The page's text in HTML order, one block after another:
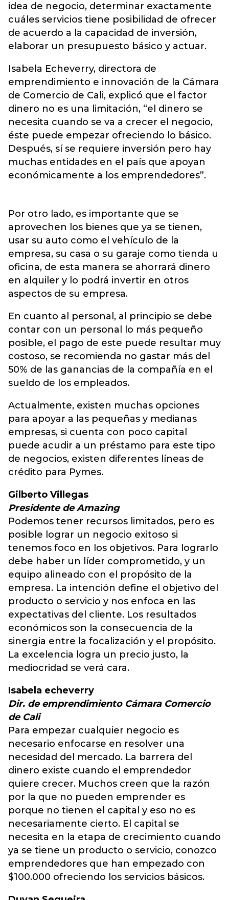
idea de negocio, determinar exactamente
cuáles servicios tiene posibilidad de ofrecer
de acuerdo a la capacidad de inversión,
elaborar un presupuesto básico y actuar.
Isabela Echeverry, directora de
emprendimiento e innovación de la Cámara
de Comercio de Cali, explicó que el factor
dinero no es una limitación, “el dinero se
necesita cuando se va a crecer el negocio,
éste puede empezar ofreciendo lo básico.
Después, sí se requiere inversión pero hay
muchas entidades en el país que apoyan
económicamente a los emprendedores”.
Por otro lado, es importante que se
aprovechen los bienes que ya se tienen,
usar su auto como el vehículo de la
empresa, su casa o su garaje como tienda u
oficina, de esta manera se ahorrará dinero
en alquiler y lo podrá invertir en otros
aspectos de su empresa.
En cuanto al personal, al principio se debe
contar con un personal lo más pequeño
posible, el pago de este puede resultar muy
costoso, se recomienda no gastar más del
50% de las ganancias de la compañía en el
sueldo de los empleados.
Actualmente, existen muchas opciones
para apoyar a las pequeñas y medianas
empresas, si cuenta con poco capital
puede acudir a un préstamo para este tipo
de negocios, existen diferentes líneas de
crédito para Pymes.
Gilberto Villegas
Presidente de Amazing
Podemos tener recursos limitados, pero es
posible lograr un negocio exitoso si
tenemos foco en los objetivos. Para lograrlo
debe haber un líder comprometido, y un
equipo alineado con el propósito de la
empresa. La intención define el objetivo del
producto o servicio y nos enfoca en las
expectativas del cliente. Los resultados
económicos son la consecuencia de la
sinergia entre la focalización y el propósito.
La excelencia logra un precio justo, la
mediocridad se verá cara.
Isabela echeverry
Dir. de emprendimiento Cámara Comercio
de Cali
Para empezar cualquier negocio es
necesario enfocarse en resolver una
necesidad del mercado. La barrera del
dinero existe cuando el emprendedor
quiere crecer. Muchos creen que la razón
por la que no pueden emprender es
porque no tienen el capital y eso no es
necesariamente cierto. El capital se
necesita en la etapa de crecimiento cuando
ya se tiene un producto o servicio, conozco
emprendedores que han empezado con
$100.000 ofreciendo los servicios básicos.